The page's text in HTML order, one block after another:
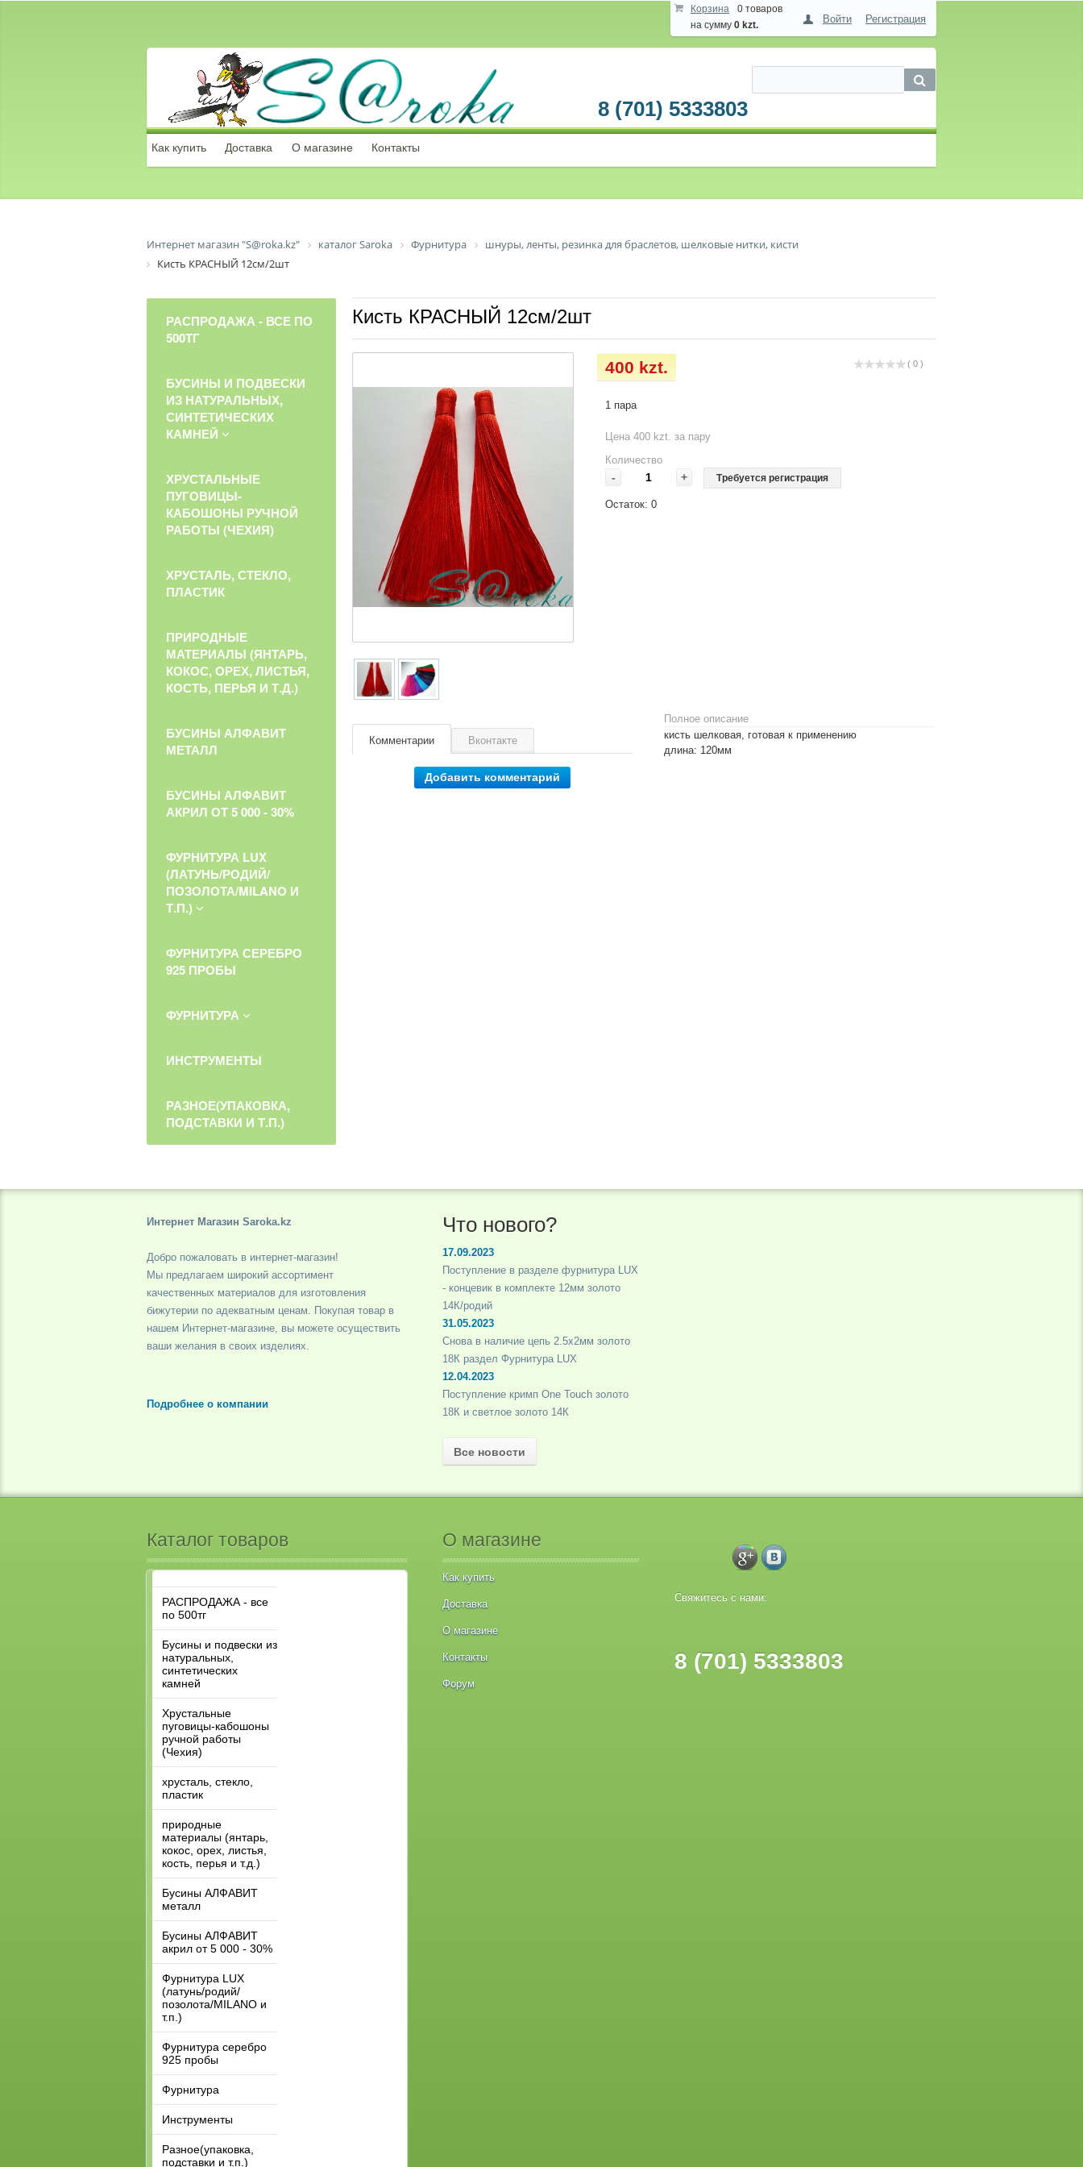
Корзина
0 товаров
на сумму 0 kzt. Войти Регистрация
8 (701) 5333803
Как купить Доставка О магазине Контакты
Интернет магазин "S@roka.kz" каталог Saroka Фурнитура
шнуры, ленты, резинка для браслетов, шелковые нитки, кисти
Кисть КРАСНЫЙ 12см/2шт
Кисть КРАСНЫЙ 12см/2шт
( 0 )
400 kzt.
1 пара
Цена 400 kzt. за пару
Количество
- + Требуется регистрация
Остаток:0
Полное описание
кисть шелковая, готовая к применению
длина: 120мм
Комментарии Вконтакте
Добавить комментарий
РАСПРОДАЖА - ВСЕ ПО
500ТГ
БУСИНЫ И ПОДВЕСКИ
ИЗ НАТУРАЛЬНЫХ,
СИНТЕТИЧЕСКИХ
КАМНЕЙ
ХРУСТАЛЬНЫЕ
ПУГОВИЦЫ-
КАБОШОНЫ РУЧНОЙ
РАБОТЫ (ЧЕХИЯ)
ХРУСТАЛЬ, СТЕКЛО,
ПЛАСТИК
ПРИРОДНЫЕ
МАТЕРИАЛЫ (ЯНТАРЬ,
КОКОС, ОРЕХ, ЛИСТЬЯ,
КОСТЬ, ПЕРЬЯ И Т.Д.)
БУСИНЫ АЛФАВИТ
МЕТАЛЛ
БУСИНЫ АЛФАВИТ
АКРИЛ ОТ 5 000 - 30%
ФУРНИТУРА LUX
(ЛАТУНЬ/РОДИЙ/
ПОЗОЛОТА/MILANO И
Т.П.)
ФУРНИТУРА СЕРЕБРО
925 ПРОБЫ
ФУРНИТУРА
ИНСТРУМЕНТЫ
РАЗНОЕ(УПАКОВКА,
ПОДСТАВКИ И Т.П.)
Интернет Магазин Saroka.kz
Добро пожаловать в интернет-магазин!
Мы предлагаем широкий ассортимент
качественных материалов для изготовления
бижутерии по адекватным ценам. Покупая товар в
нашем Интернет-магазине, вы можете осуществить
ваши желания в своих изделиях.
Подробнее о компании
Что нового?
17.09.2023
Поступление в разделе фурнитура LUX
- концевик в комплекте 12мм золото
14К/родий
31.05.2023
Снова в наличие цепь 2.5х2мм золото
18К раздел Фурнитура LUX
12.04.2023
Поступление кримп One Touch золото
18К и светлое золото 14К
Все новости
Каталог товаров
РАСПРОДАЖА - все
по 500тг
Бусины и подвески из
натуральных,
синтетических
камней
Хрустальные
пуговицы-кабошоны
ручной работы
(Чехия)
хрусталь, стекло,
пластик
природные
материалы (янтарь,
кокос, орех, листья,
кость, перья и т.д.)
Бусины АЛФАВИТ
металл
Бусины АЛФАВИТ
акрил от 5 000 - 30%
Фурнитура LUX
(латунь/родий/
позолота/MILANO и
т.п.)
Фурнитура серебро
925 пробы
Фурнитура
Инструменты
Разное(упаковка,
подставки и т.п.)
О магазине
Как купить
Доставка
О магазине
Контакты
Форум
Свяжитесь с нами:
8 (701) 5333803